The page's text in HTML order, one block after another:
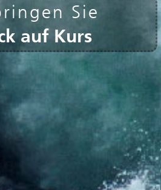
Sie
auf Kurs